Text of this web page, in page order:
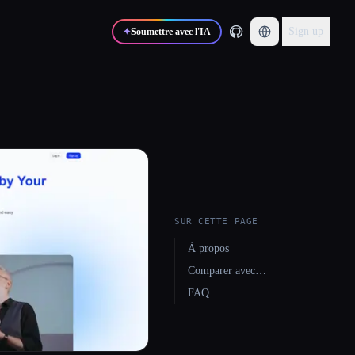
✦Soumettre avec l'IA Sign up
SUR CETTE PAGE
À propos
Comparer avec…
FAQ